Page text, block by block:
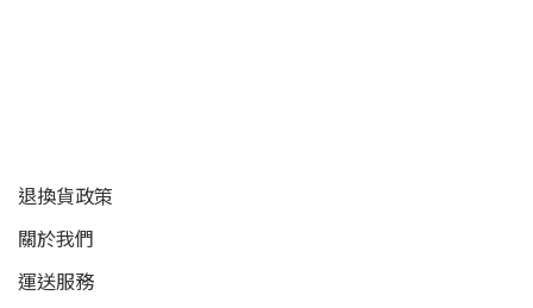
退換貨政策
關於我們
運送服務